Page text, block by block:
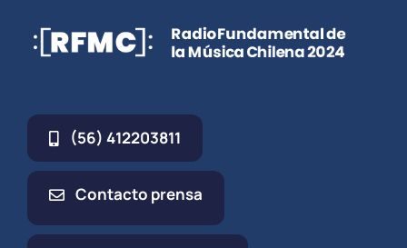
(56) 412203811
Contacto prensa